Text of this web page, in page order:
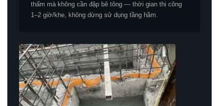
thấm mà không cần đập bê tông — thời gian thi công
1–2 giờ/khe, không dừng sử dụng tầng hầm.